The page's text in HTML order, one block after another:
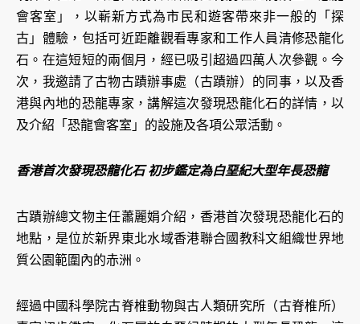
會客室」，以嶄新方式為市民和遊客帶來非一般的「探
古」體驗，包括可近距離觀看專家和工作人員清修恐龍化
石。在這短短的兩個月，經已吸引超過四萬人次參觀。今
次，我邀請了古物古蹟辦事處（古蹟辦）的同事，以及香
港與內地的恐龍專家，講解這次發現恐龍化石的詳情，以
及介紹「恐龍會客室」的設施及各項公眾活動。
香港首次發現恐龍化石 初步鑑定為白堊紀大型年長恐龍
古蹟辦總文物主任蕭麗娟介紹，香港首次發現恐龍化石的
地點，是位於新界東北水域香港聯合國教科文組織世界地
質公園範圍內的赤洲。
經過中國科學院古脊椎動物與古人類研究所（古脊椎所）